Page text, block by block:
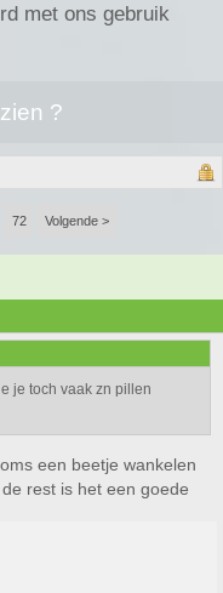
met ons gebruik
?
72 Volgende >
je toch vaak zn pillen
een beetje wankelen
rest is het een goede